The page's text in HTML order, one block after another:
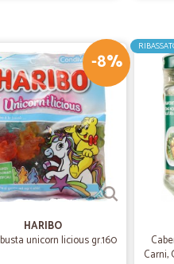
con prodotti freschi e ben
nella media.
e il servizio di consegna
con bonifico.
-8%
HARIBO
unicorn licious gr.160
Carni,